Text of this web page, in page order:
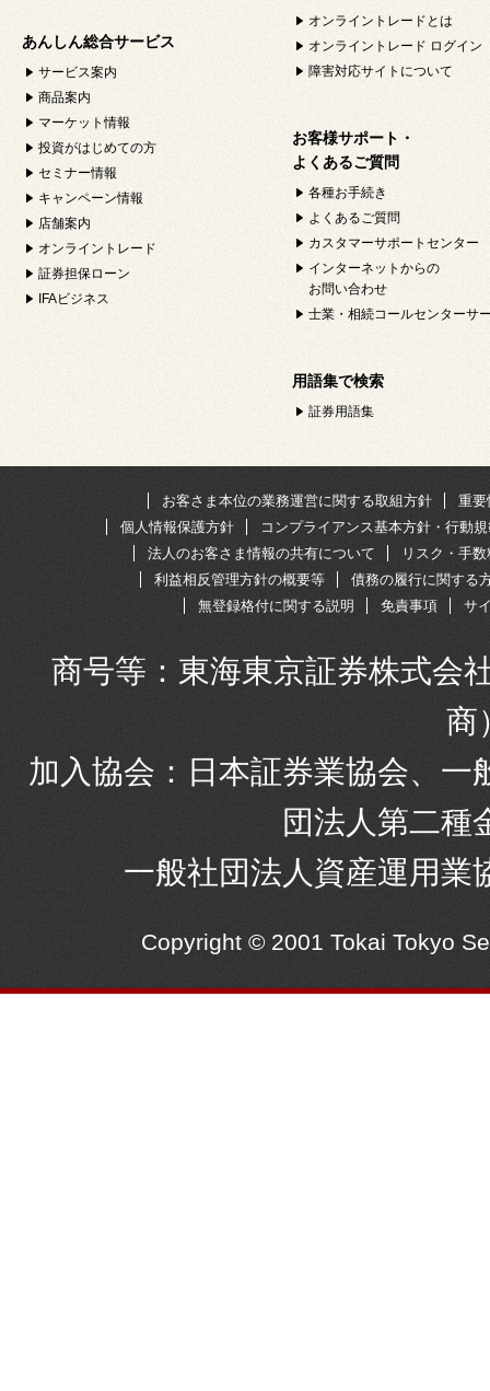
あんしん総合サービス
サービス案内
商品案内
マーケット情報
投資がはじめての方
セミナー情報
キャンペーン情報
店舗案内
オンライントレード
証券担保ローン
IFAビジネス
オンライントレードとは
オンライントレード ログイン
障害対応サイトについて
お客様サポート・
よくあるご質問
各種お手続き
よくあるご質問
カスタマーサポートセンター
インターネットからの
お問い合わせ
士業・相続コールセンターサ
用語集で検索
証券用語集
お客さま本位の業務運営に関する取組方針
重要
個人情報保護方針
コンプライアンス基本方針・行動
法人のお客さま情報の共有について
リスク・手
利益相反管理方針の概要等
債務の履行に関する
無登録格付に関する説明
免責事項 サ
商号等：東海東京証券株式会
商
加入協会：日本証券業協会、
団法人第二種
一般社団法人資産運用業
Copyright © 2001 Tokai Tokyo